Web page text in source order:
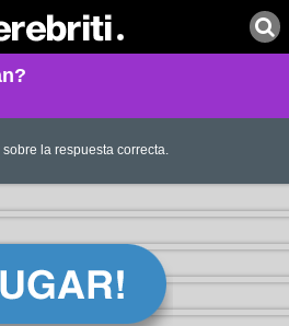
sobre la respuesta correcta.